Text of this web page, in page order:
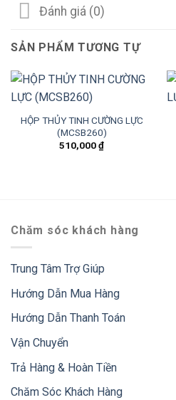
Đánh giá (0)
SẢN PHẨM TƯƠNG TỰ
HỘP THỦY TINH CƯỜNG LỰC
(MCSB260)
510,000₫
Chăm sóc khách hàng
Trung Tâm Trợ Giúp
Hướng Dẫn Mua Hàng
Hướng Dẫn Thanh Toán
Vận Chuyển
Trả Hàng & Hoàn Tiền
Chăm Sóc Khách Hàng